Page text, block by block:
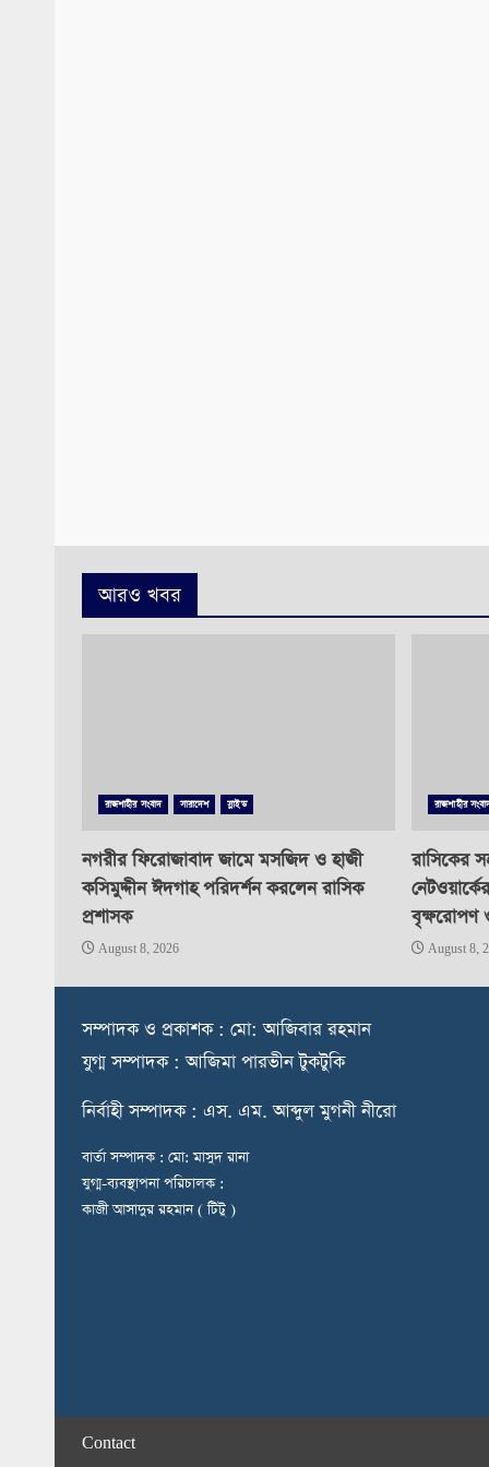
আরও খবর
রাজশাহীর সংবাদ সারাদেশ স্লাইড
নগরীর ফিরোজাবাদ জামে মসজিদ ও হাজী
কসিমুদ্দীন ঈদগাহ পরিদর্শন করলেন রাসিক
প্রশাসক
August 8, 2026
রাজশাহীর
রাসিকের
বৃক্ষরোপণ
August 8,
সম্পাদক ও প্রকাশক : মো: আজিবার রহমান
যুগ্ম সম্পাদক : আজিমা পারভীন টুকটুকি
নির্বাহী সম্পাদক : এস. এম. আব্দুল মুগনী নীরো
বার্তা সম্পাদক : মো: মাসুদ রানা
যুগ্ম-ব্যবস্থাপনা পরিচালক :
কাজী আসাদুর রহমান ( টিটু )
Contact